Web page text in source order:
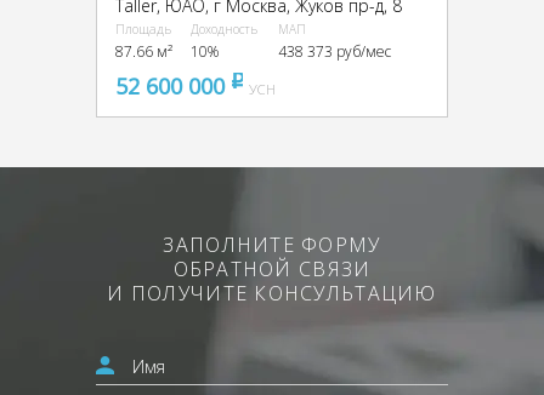
Taller, ЮАО, г Москва, Жуков пр-д, 8
Площадь
87.66 м²
Доходность
10%
МАП
438 373 руб/мес
52 600 000 pуб
УСН
ЗАПОЛНИТЕ ФОРМУ
ОБРАТНОЙ СВЯЗИ
И ПОЛУЧИТЕ КОНСУЛЬТАЦИЮ